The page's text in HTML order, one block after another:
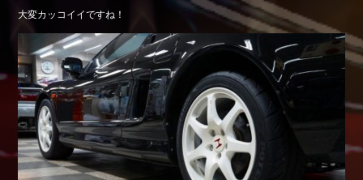
Shop info.
店舗紹介
Company
会社概要
大変カッコイイですね！